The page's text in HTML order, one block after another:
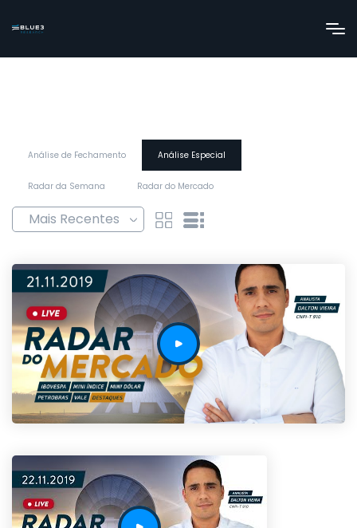
Análise de Fechamento Análise Especial
Radar da Semana Radar do Mercado